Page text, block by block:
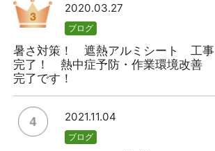
2020.03.27
ブログ
暑さ対策！ 遮熱アルミシート 工事
完了！ 熱中症予防・作業環境改善
完了です！
2021.11.04
ブログ